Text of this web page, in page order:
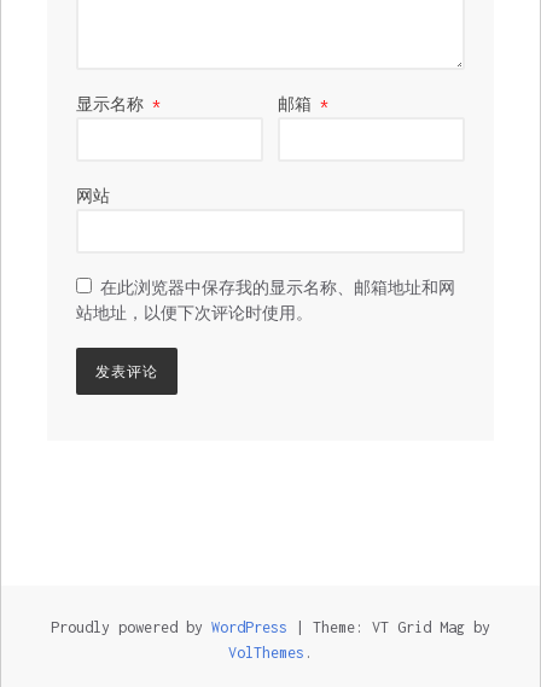
显示名称 * 邮箱*
网站
在此浏览器中保存我的显示名称、邮箱地址和网
站地址，以便下次评论时使用。
Proudly powered by WordPress
Theme: VT Grid Mag by
VolThemes .